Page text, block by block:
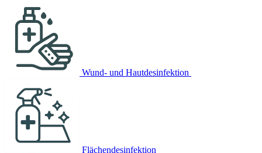
Wund- und Hautdesinfektion
Flächendesinfektion